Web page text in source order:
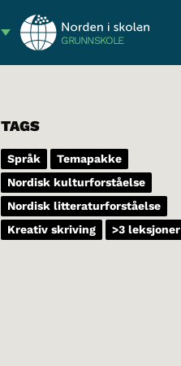
GRUNNSKOLE
TAGS
Språk
Temapakke
Nordisk kulturforståelse
Nordisk litteraturforståelse
Kreativ skriving
>3 leksjoner